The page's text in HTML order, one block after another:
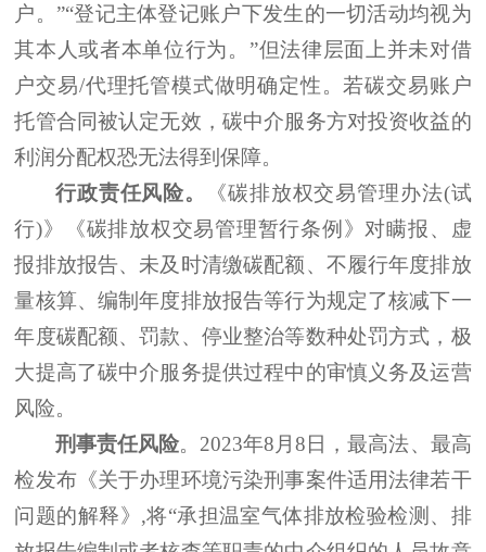
户。”“登记主体登记账户下发生的一切活动均视为
其本人或者本单位行为。”但法律层面上并未对借
户交易/代理托管模式做明确定性。若碳交易账户
托管合同被认定无效，碳中介服务方对投资收益的
利润分配权恐无法得到保障。
行政责任风险。
《碳排放权交易管理办法(试
行)》《碳排放权交易管理暂行条例》对瞒报、虚
报排放报告、未及时清缴碳配额、不履行年度排放
量核算、编制年度排放报告等行为规定了核减下一
年度碳配额、罚款、停业整治等数种处罚方式，极
大提高了碳中介服务提供过程中的审慎义务及运营
风险。
刑事责任风险。 2023年8月8日，最高法、最高
检发布《关于办理环境污染刑事案件适用法律若干
问题的解释》,将“承担温室气体排放检验检测、排